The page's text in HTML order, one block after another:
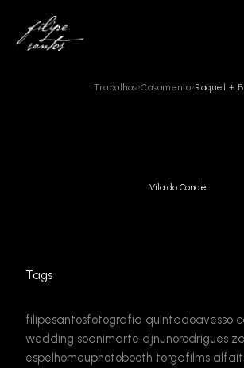
content
Trabalhos›Casamento›Raquel +
Vila do Conde
Tags
filipesantosfotografia quintadoavesso
wedding soanimarte djnunorodrigues
espelhomeuphotobooth torgafilms